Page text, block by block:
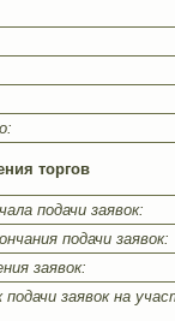
торгов
подачи заявок:
подачи заявок:
заявок:
заявок на